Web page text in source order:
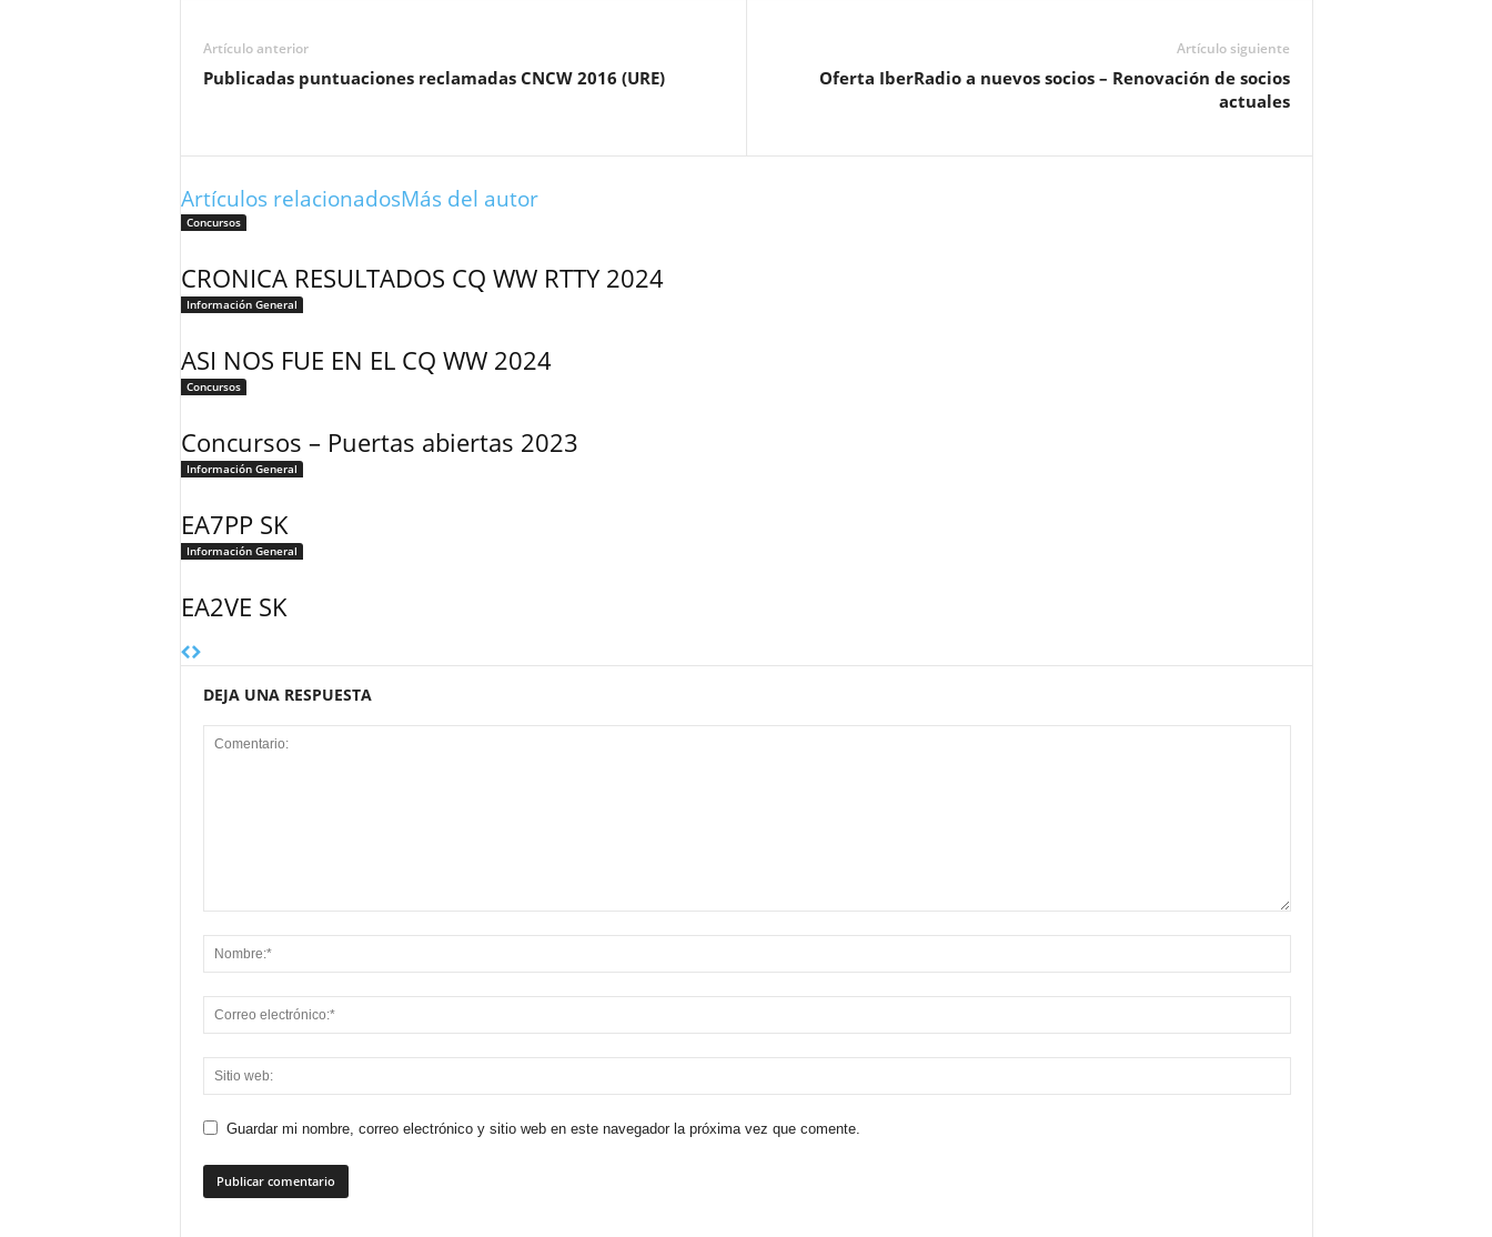
Artículo anterior
Publicadas puntuaciones reclamadas CNCW 2016 (URE)
Artículo siguiente
Oferta IberRadio a nuevos socios – Renovación de socios
actuales
Artículos relacionadosMás del autor
Concursos
CRONICA RESULTADOS CQ WW RTTY 2024
Información General
ASI NOS FUE EN EL CQ WW 2024
Concursos
Concursos – Puertas abiertas 2023
Información General
EA7PP SK
Información General
EA2VE SK
DEJA UNA RESPUESTA
Guardar mi nombre, correo electrónico y sitio web en este navegador la próxima vez que comente.